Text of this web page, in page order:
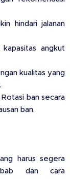
hindari jalanan
angkut
kualitas yang
Rotasi ban secara
ban.
harus segera
dan cara